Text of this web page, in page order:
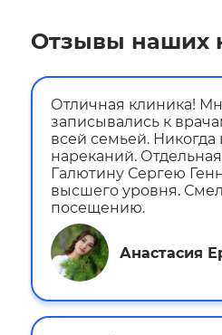
Отзывы наших
Отличная клиника!
записывались к
всей семьей.
нареканий.
Галютину Сергею
высшего уровня.
посещению.
Анастасия